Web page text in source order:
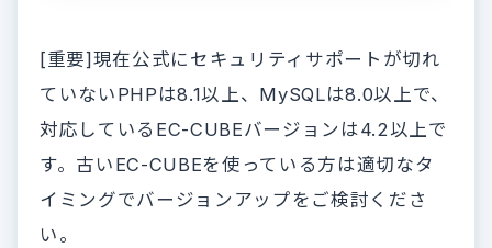
[重要]現在公式にセキュリティサポートが切れ
ていないPHPは8.1以上、MySQLは8.0以上で、
対応しているEC-CUBEバージョンは4.2以上で
す。古いEC-CUBEを使っている方は適切なタ
イミングでバージョンアップをご検討くださ
い。